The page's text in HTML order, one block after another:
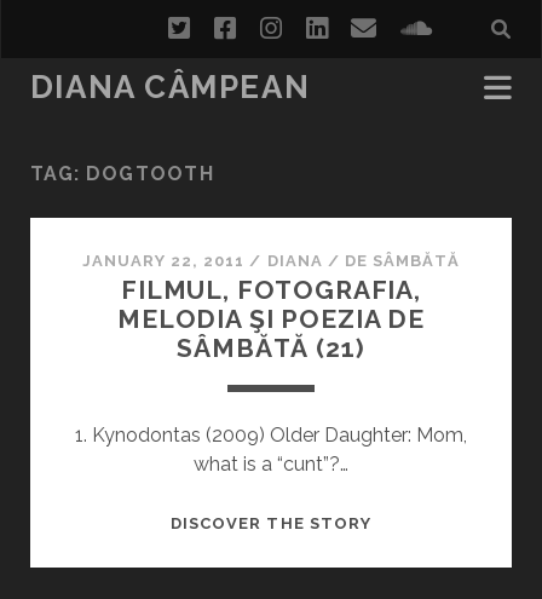
twitterfacebookinstagram
linkedin
email
DIANA CÂMPEAN
TAG: DOGTOOTH
JANUARY 22, 2011 / DIANA / DE SÂMBĂTĂ
FILMUL, FOTOGRAFIA,
MELODIA ŞI POEZIA DE
SÂMBĂTĂ (21)
1. Kynodontas (2009) Older Daughter: Mom,
what is a “cunt”?…
DISCOVER THE STORYFILMUL,